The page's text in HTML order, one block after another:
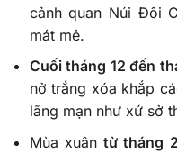
cảnh quan Núi Đôi
mát mẻ.
Cuối tháng 12 đến
nở trắng xóa khắp
lãng mạn như xứ sở
Mùa xuântừ tháng